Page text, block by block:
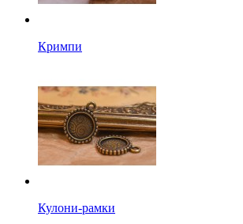
Кримпи
Кулони-рамки